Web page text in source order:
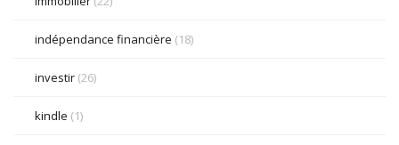
indépendance financière (18)
investir (26)
kindle (1)